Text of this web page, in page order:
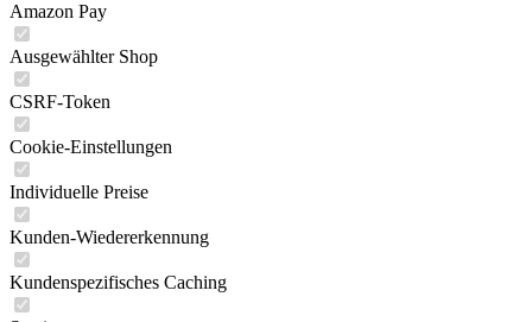
Amazon Pay
Ausgewählter Shop
CSRF-Token
Cookie-Einstellungen
Individuelle Preise
Kunden-Wiedererkennung
Kundenspezifisches Caching